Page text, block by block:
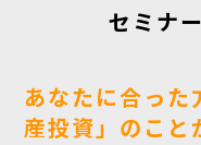
セミナ
あなたに合った
産投資」のこと